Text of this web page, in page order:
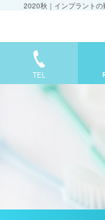
2020秋｜インプラントの
TEL